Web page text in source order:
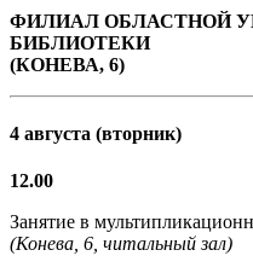
ФИЛИАЛ ОБЛАСТНОЙ
БИБЛИОТЕКИ
(КОНЕВА, 6)
4 августа (вторник)
12.00
Занятие в
(Конева, 6, читальный зал)